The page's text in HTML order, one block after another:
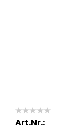
Art.Nr.: